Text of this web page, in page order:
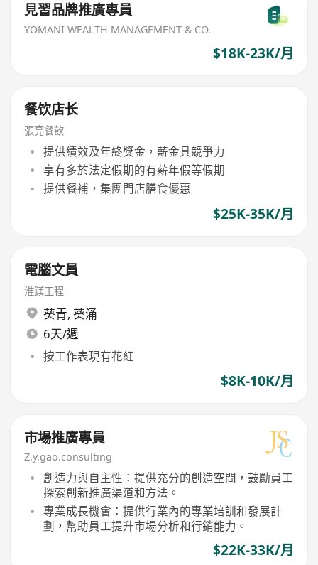
見習品牌推廣專員
YOMANI WEALTH MANAGEMENT & CO.
$18K-23K/月
餐饮店长
張亮餐飲
提供績效及年終獎金，薪金具競爭力
享有多於法定假期的有薪年假等假期
提供餐補，集團門店膳食優惠
$25K-35K/月
電腦文員
淮鎂工程
葵青, 葵涌
6天/週
按工作表現有花紅
$8K-10K/月
市場推廣專員
Z.y.gao.consulting
創造力與自主性：提供充分的創造空間，鼓勵員工
探索創新推廣渠道和方法。
專業成長機會：提供行業內的專業培訓和發展計
劃，幫助員工提升市場分析和行銷能力。
$22K-33K/月